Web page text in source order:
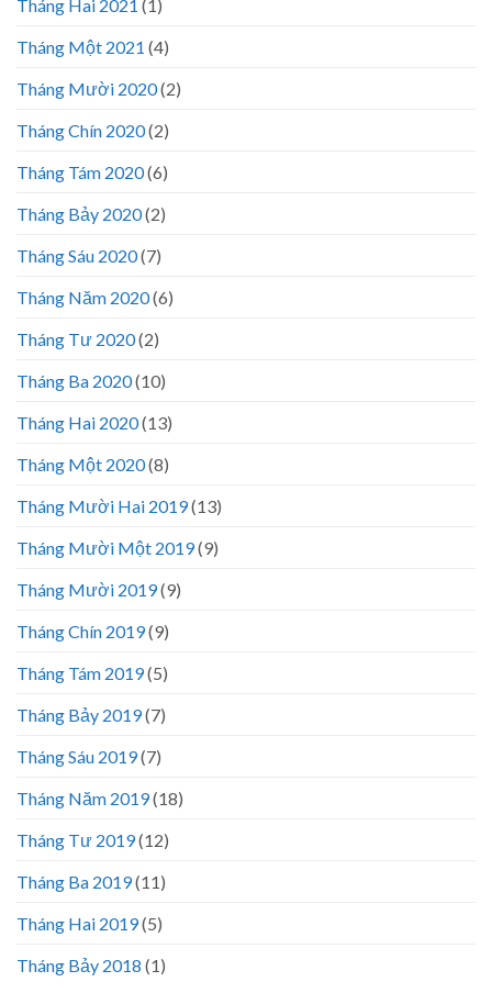
Tháng Hai 2021 (1)
Tháng Một 2021 (4)
Tháng Mười 2020(2)
Tháng Chín 2020(2)
Tháng Tám 2020(6)
Tháng Bảy 2020(2)
Tháng Sáu 2020(7)
Tháng Năm 2020(6)
Tháng Tư 2020(2)
Tháng Ba 2020(10)
Tháng Hai 2020(13)
Tháng Một 2020(8)
Tháng Mười Hai 2019(13)
Tháng Mười Một 2019(9)
Tháng Mười 2019(9)
Tháng Chín 2019(9)
Tháng Tám 2019(5)
Tháng Bảy 2019(7)
Tháng Sáu 2019(7)
Tháng Năm 2019(18)
Tháng Tư 2019(12)
Tháng Ba 2019(11)
Tháng Hai 2019(5)
Tháng Bảy 2018 (1)